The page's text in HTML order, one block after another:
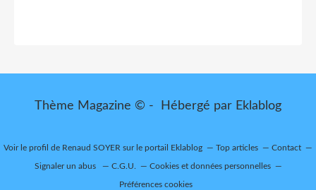
Thème Magazine © - Hébergé par Eklablog
Voir le profil de Renaud SOYER sur le portail Eklablog Top articles Contact
Signaler un abus C.G.U. Cookies et données personnelles
Préférences cookies